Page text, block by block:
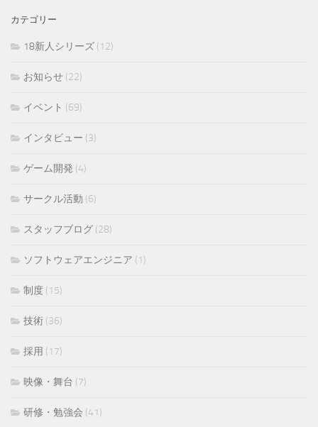
カテゴリー
18新人シリーズ (12)
お知らせ (22)
イベント (69)
インタビュー (3)
ゲーム開発 (4)
サークル活動 (6)
スタッフブログ (28)
ソフトウェアエンジニア (1)
制度 (15)
技術 (36)
採用 (17)
映像・舞台 (7)
研修・勉強会 (41)